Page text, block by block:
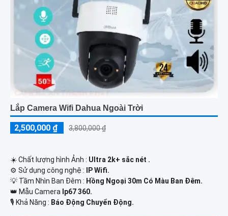
Lắp Camera Wifi Dahua Ngoài Trời
2,500,000 ₫ 3,800,000 ₫
☀️ Chất lượng hình Ảnh : Ultra 2k+ sắc nét .
⚙ Sử dụng công nghệ :
IP Wifi.
💡 Tầm Nhìn Ban Đêm : Hồng Ngoại 30m Có Màu Ban Đêm.
👑 Mẫu Camera Ip67 360.
️🎙 Khả Năng : Báo Động Chuyển Động.